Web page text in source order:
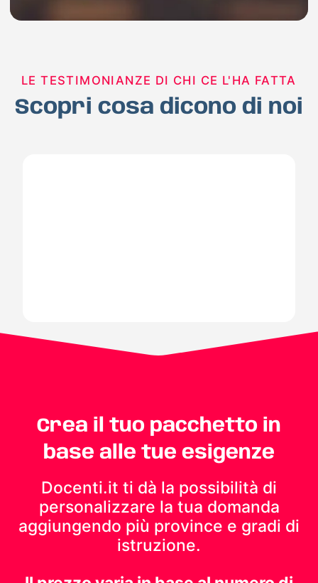
LE TESTIMONIANZE DI CHI CE L'HA FATTA
Scopri cosa dicono di noi
Crea il tuo pacchetto in
base alle tue esigenze
Docenti.it ti dà la possibilità di
personalizzare la tua domanda
aggiungendo più province e gradi di
istruzione.